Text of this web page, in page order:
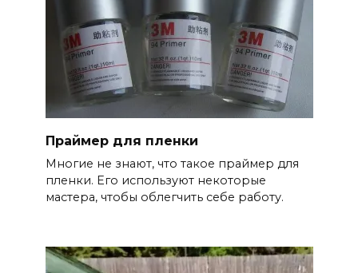
Праймер для пленки
Многие не знают, что такое праймер для
пленки. Его используют некоторые
мастера, чтобы облегчить себе работу.